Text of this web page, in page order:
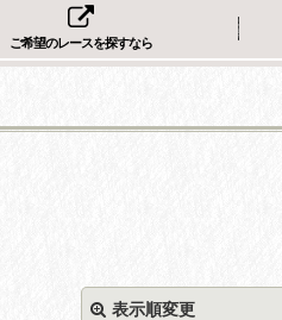
ご希望のレースを探すなら
表示順変更